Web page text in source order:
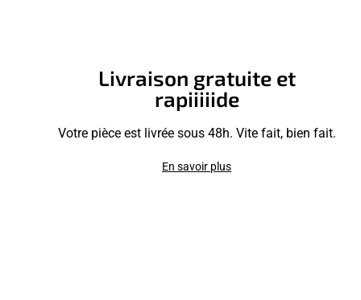
Livraison gratuite et
rapiiiiide
Votre pièce est livrée sous 48h. Vite fait, bien fait.
En savoir plus